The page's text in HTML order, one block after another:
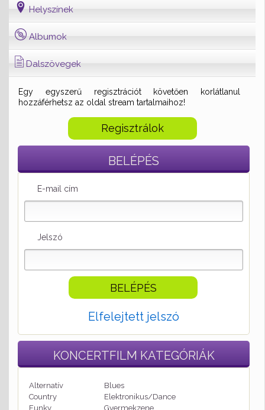
Helyszínek
Albumok
Dalszövegek
Egy egyszerű regisztrációt követően korlátlanul
hozzáférhetsz az oldal stream tartalmaihoz!
Regisztrálok
BELÉPÉS
E-mail cím
Jelszó
Elfelejtett jelszó
KONCERTFILM KATEGÓRIÁK
Alternatív
Blues
Country
Elektronikus/Dance
Funky
Gyermekzene